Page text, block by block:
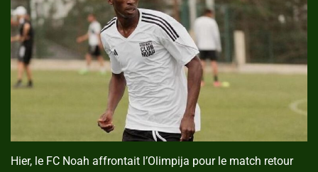
Hier, le FC Noah affrontait l’Olimpija pour le match retour